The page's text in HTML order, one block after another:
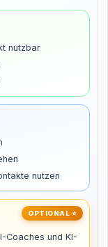
nutzbar
nutzen
OPTIONAL ⭐
Coaches und KI-